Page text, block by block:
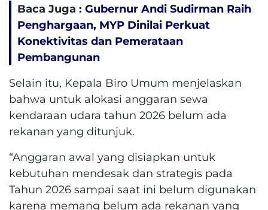
Baca Juga : Gubernur Andi Sudirman Raih
Penghargaan, MYP Dinilai Perkuat
Konektivitas dan Pemerataan
Pembangunan
Selain itu, Kepala Biro Umum menjelaskan
bahwa untuk alokasi anggaran sewa
kendaraan udara tahun 2026 belum ada
rekanan yang ditunjuk.
“Anggaran awal yang disiapkan untuk
kebutuhan mendesak dan strategis pada
Tahun 2026 sampai saat ini belum digunakan
karena memang belum ada rekanan yang